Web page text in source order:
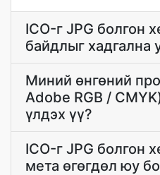
ICO-г JPG болгон
байдлыг хадгална
Миний өнгөний
Adobe RGB /
үлдэх үү?
ICO-г JPG болгон
мета өгөгдөл юу